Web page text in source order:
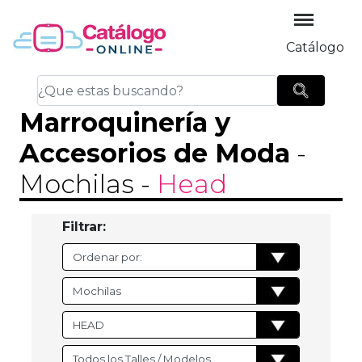
Catálogo
Marroquinería y
Accesorios de Moda -
Mochilas - Head
Filtrar: